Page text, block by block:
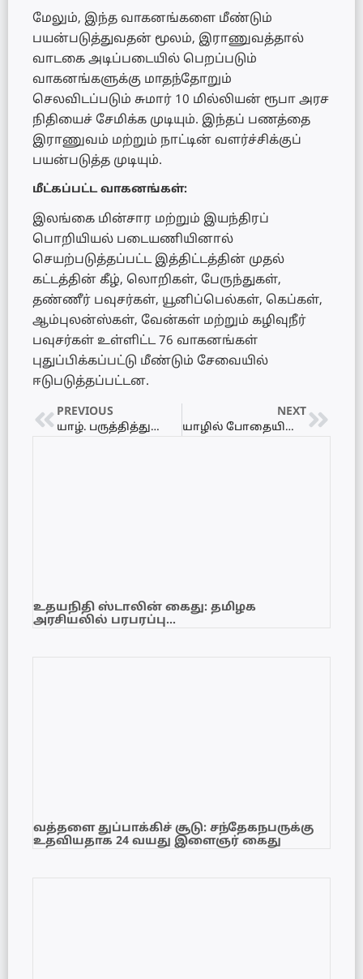
மேலும், இந்த வாகனங்களை மீண்டும்
பயன்படுத்துவதன் மூலம், இராணுவத்தால்
வாடகை அடிப்படையில் பெறப்படும்
வாகனங்களுக்கு மாதந்தோறும்
செலவிடப்படும் சுமார் 10 மில்லியன் ரூபா அரச
நிதியைச் சேமிக்க முடியும். இந்தப் பணத்தை
இராணுவம் மற்றும் நாட்டின் வளர்ச்சிக்குப்
பயன்படுத்த முடியும்.
மீட்கப்பட்ட வாகனங்கள்:
இலங்கை மின்சார மற்றும் இயந்திரப்
பொறியியல் படையணியினால்
செயற்படுத்தப்பட்ட இத்திட்டத்தின் முதல்
கட்டத்தின் கீழ், லொறிகள், பேருந்துகள்,
தண்ணீர் பவுசர்கள், யூனிப்பெல்கள், கெப்கள்,
ஆம்புலன்ஸ்கள், வேன்கள் மற்றும் கழிவுநீர்
பவுசர்கள் உள்ளிட்ட 76 வாகனங்கள்
புதுப்பிக்கப்பட்டு மீண்டும் சேவையில்
ஈடுபடுத்தப்பட்டன.
PREVIOUS
யாழ். பருத்தித்துறை சந்தை வியாபாரிகள் கவனயீர்ப்புப் போராட்டம்!
NEXT
யாழில் போதையின் ஆட்டம்: சட்டவிரோதச் சொத்துக் குவிப்பில் திடீர் செல்வந்தர்கள் கைது !
உதயநிதி ஸ்டாலின் கைது: தமிழக
அரசியலில் பரபரப்பு…
வத்தளை துப்பாக்கிச் சூடு: சந்தேகநபருக்கு
உதவியதாக 24 வயது இளைஞர் கைது